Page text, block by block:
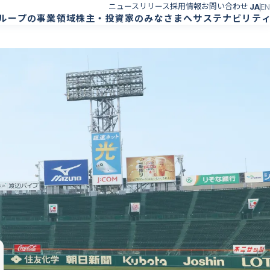
ニュースリリース採用情報お問い合わせ JAEN
ープの事業領域株主・投資家のみなさまへサステナビリテ